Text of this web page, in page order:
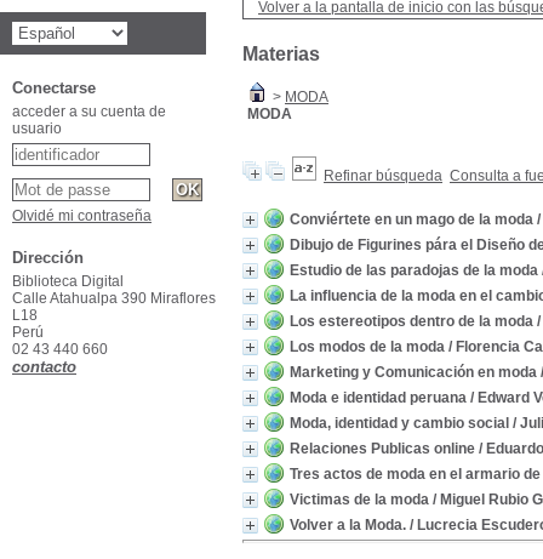
Volver a la pantalla de inicio con las
Materias
> MODA
MODA
Refinar búsqueda Consulta a
Conviértete en un mago de la moda
Dibujo de Figurines pára el Diseño
Estudio de las paradojas de la moda
La influencia de la moda en el
Los estereotipos dentro de la moda
Los modos de la moda / Florencia
Marketing y Comunicación en moda
Moda e identidad peruana / Edward
Moda, identidad y cambio social /
Relaciones Publicas online /
Tres actos de moda en el armario
Victimas de la moda / Miguel Rubio
Volver a la Moda. / Lucrecia
Conectarse
acceder a su cuenta de
usuario
Olvidé mi contraseña
Dirección
Biblioteca Digital
Calle Atahualpa 390 Miraflores
L18
Perú
02 43 440 660
contacto